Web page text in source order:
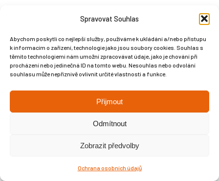
Spravovat Souhlas
Abychom poskytli co nejlepší služby, používáme k ukládání a/nebo přístupu
k informacím o zařízení, technologie jako jsou soubory cookies. Souhlas s
těmito technologiemi nám umožní zpracovávat údaje, jako je chování při
procházení nebo jedinečná ID na tomto webu. Nesouhlas nebo odvolání
souhlasu může nepříznivě ovlivnit určité vlastnosti a funkce.
Přijmout
Odmítnout
Zobrazit předvolby
Ochrana osobních údajů